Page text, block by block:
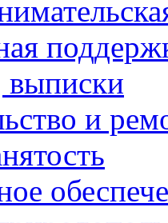
выписки
и